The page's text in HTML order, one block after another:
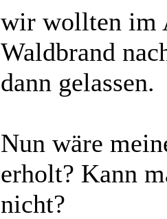
wir wollten im
Waldbrand
dann gelassen.
Nun wäre
erholt? Kann
nicht?